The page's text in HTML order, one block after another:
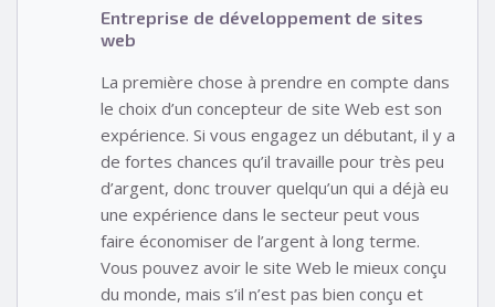
Entreprise de développement de sites
web
La première chose à prendre en compte dans
le choix d’un concepteur de site Web est son
expérience. Si vous engagez un débutant, il y a
de fortes chances qu’il travaille pour très peu
d’argent, donc trouver quelqu’un qui a déjà eu
une expérience dans le secteur peut vous
faire économiser de l’argent à long terme.
Vous pouvez avoir le site Web le mieux conçu
du monde, mais s’il n’est pas bien conçu et